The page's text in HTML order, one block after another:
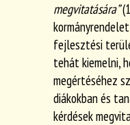
megvitatására”
fejlesztési
tehát kiemelni,
megértéséhez
diákokban és
kérdések